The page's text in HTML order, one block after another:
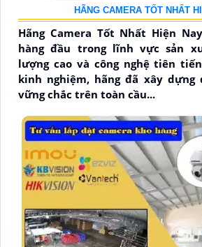
HÃNG CAMERA TỐT NHẤT
Hãng Camera Tốt Nhất Hiện
hàng đầu trong lĩnh vực sản
lượng cao và công nghệ tiên
kinh nghiệm, hãng đã xây dựng
vững chắc trên toàn cầu...